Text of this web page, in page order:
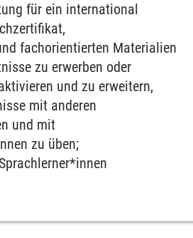
für ein international
fachorientierten Materialien
zu erwerben oder
und zu erweitern,
mit anderen
und mit
zu üben;